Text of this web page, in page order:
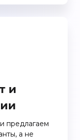
и
предлагаем
а не